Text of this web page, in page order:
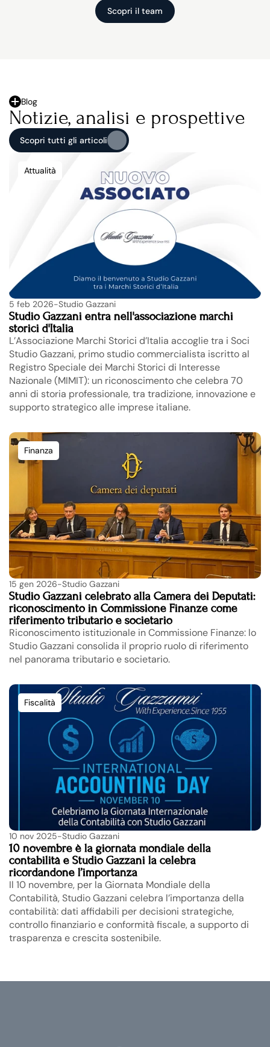
Scopri il team
Scopri il team
Blog
Notizie, analisi e prospettive
Scopri tutti gli articoli
Scopri tutti gli articoli
Attualità
5 feb 2026-Studio Gazzani
Studio Gazzani entra nell'associazione marchi
storici d'Italia
L’Associazione Marchi Storici d’Italia accoglie tra i Soci
Studio Gazzani, primo studio commercialista iscritto al
Registro Speciale dei Marchi Storici di Interesse
Nazionale (MIMIT): un riconoscimento che celebra 70
anni di storia professionale, tra tradizione, innovazione e
supporto strategico alle imprese italiane.
Finanza
15 gen 2026-Studio Gazzani
Studio Gazzani celebrato alla Camera dei Deputati:
riconoscimento in Commissione Finanze come
riferimento tributario e societario
Riconoscimento istituzionale in Commissione Finanze: lo
Studio Gazzani consolida il proprio ruolo di riferimento
nel panorama tributario e societario.
Fiscalità
10 nov 2025-Studio Gazzani
10 novembre è la giornata mondiale della
contabilità e Studio Gazzani la celebra
ricordandone l’importanza
Il 10 novembre, per la Giornata Mondiale della
Contabilità, Studio Gazzani celebra l’importanza della
contabilità: dati affidabili per decisioni strategiche,
controllo finanziario e conformità fiscale, a supporto di
trasparenza e crescita sostenibile.